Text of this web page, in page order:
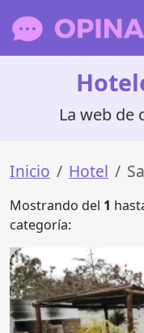
La web de
Inicio Hotel
Mostrando del 1
categoría: